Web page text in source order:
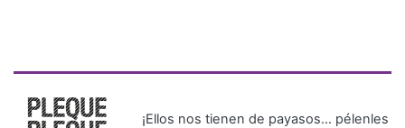
¡Ellos nos tienen de payasos… pélenles